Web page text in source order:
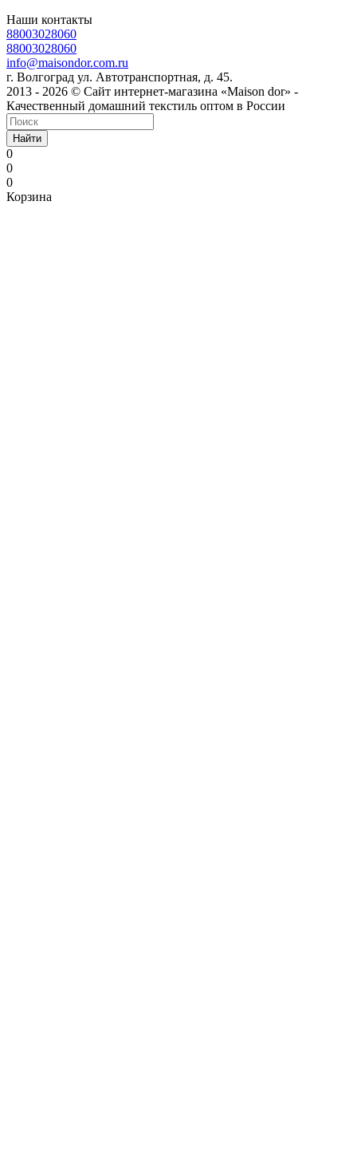
Наши контакты
88003028060
88003028060
info@maisondor.com.ru
г. Волгоград ул. Автотранспортная, д. 45.
2013 - 2026 © Сайт интернет-магазина «Maison dor» -
Качественный домашний текстиль оптом в России
Найти
0
0
0
Корзина